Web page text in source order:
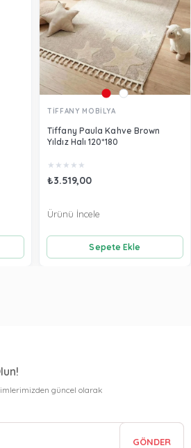
TİFFANY MOBİLYA
Tiffany Paula Kahve Brown
Yıldız Halı 120*180
★ ★ ★ ★ ★
₺3.519,00
Sepete Ekle
Ürünü İncele
güncel olarak
GÖNDER